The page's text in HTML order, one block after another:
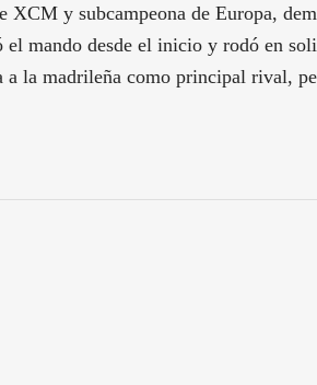
y subcampeona de Europa,
mando desde el inicio y rodó en
a la madrileña como principal rival,